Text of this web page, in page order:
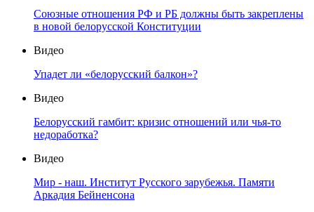
Союзные отношения РФ и РБ должны быть закреплены
в новой белорусской Конституции
Видео
Упадет ли «белорусский балкон»?
Видео
Белорусский гамбит: кризис отношений или чья-то
недоработка?
Видео
Мир - наш. Институт Русского зарубежья. Памяти
Аркадия Бейненсона